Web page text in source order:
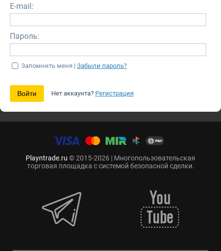
E-mail:
Пароль:
Запомнить меня | Забыли пароль?
Нет аккаунта? Регистрация
Playntrade.ru © 2015-2026 | Многопользовательская
торговая площадка с системой безопасной сделки.